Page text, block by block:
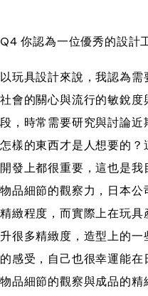
Q4 你認為一位優秀的設計
以玩具設計來說，我認為
社會的關心與流行的敏銳
段，時常需要研究與討論近
怎樣的東西才是人想要的
開發上都很重要，這也是
物品細節的觀察力，日本
精緻程度，而實際上在玩
升很多精緻度，造型上的
的感受，自己也很幸運能
物品細節的觀察與成品的